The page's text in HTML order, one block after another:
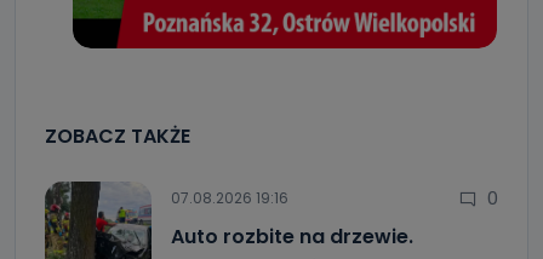
ZOBACZ TAKŻE
07.08.2026 19:16 0
Auto rozbite na drzewie.